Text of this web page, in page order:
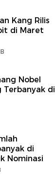
Kang Rilis
di Maret
Nobel
Terbanyak di
di
Nominasi